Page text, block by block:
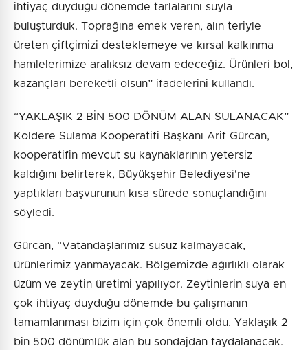
ihtiyaç duyduğu dönemde tarlalarını suyla
buluşturduk. Toprağına emek veren, alın teriyle
üreten çiftçimizi desteklemeye ve kırsal kalkınma
hamlelerimize aralıksız devam edeceğiz. Ürünleri bol,
kazançları bereketli olsun” ifadelerini kullandı.
“YAKLAŞIK 2 BİN 500 DÖNÜM ALAN SULANACAK”
Koldere Sulama Kooperatifi Başkanı Arif Gürcan,
kooperatifin mevcut su kaynaklarının yetersiz
kaldığını belirterek, Büyükşehir Belediyesi'ne
yaptıkları başvurunun kısa sürede sonuçlandığını
söyledi.
Gürcan, “Vatandaşlarımız susuz kalmayacak,
ürünlerimiz yanmayacak. Bölgemizde ağırlıklı olarak
üzüm ve zeytin üretimi yapılıyor. Zeytinlerin suya en
çok ihtiyaç duyduğu dönemde bu çalışmanın
tamamlanması bizim için çok önemli oldu. Yaklaşık 2
bin 500 dönümlük alan bu sondajdan faydalanacak.